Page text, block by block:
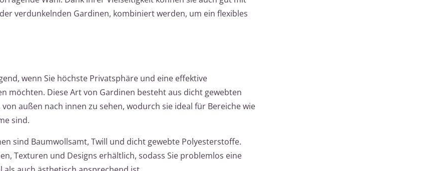
verdunkelnden Gardinen, kombiniert werden, um ein flexibles
wenn Sie höchste Privatsphäre und eine effektive
möchten. Diese Art von Gardinen besteht aus dicht gewebten
außen nach innen zu sehen, wodurch sie ideal für Bereiche wie
sind.
sind Baumwollsamt, Twill und dicht gewebte Polyesterstoffe.
Texturen und Designs erhältlich, sodass Sie problemlos eine